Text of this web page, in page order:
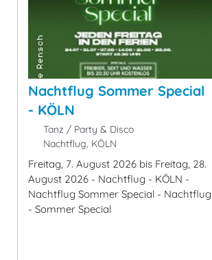
Nachtflug Sommer Special
- KÖLN
Tanz / Party & Disco
Nachtflug, KÖLN
Freitag, 7. August 2026 bis Freitag, 28.
August 2026 - Nachtflug - KÖLN -
Nachtflug Sommer Special - Nachtflug
- Sommer Special